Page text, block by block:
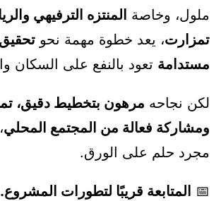
ملول، وخاصة المنتزه الترفيهي
تمزارت، يعد خطوة مهمة نحو
مستدامة تعود بالنفع على السكان
لكن نجاحه مرهون بتخطيط دقيق،
ومشاركة فعالة من المجتمع المحلي
مجرد حلم على الورق.
📅 المتابعة قريبًا لتطورات